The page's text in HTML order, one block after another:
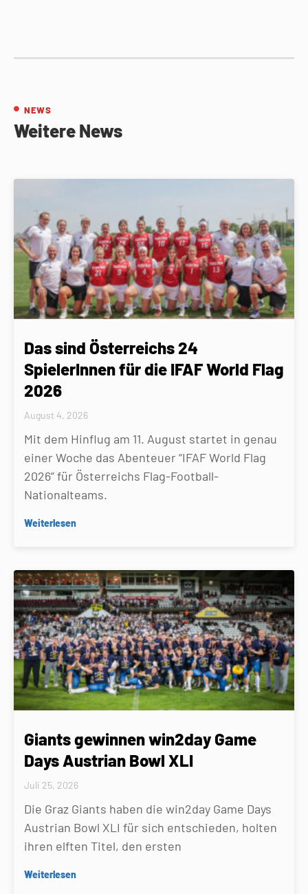
NEWS
Weitere News
Das sind Österreichs 24
SpielerInnen für die IFAF World Flag
2026
August 4, 2026
Mit dem Hinflug am 11. August startet in genau
einer Woche das Abenteuer “IFAF World Flag
2026” für Österreichs Flag-Football-
Nationalteams.
Weiterlesen
Giants gewinnen win2day Game
Days Austrian Bowl XLI
Juli 25, 2026
Die Graz Giants haben die win2day Game Days
Austrian Bowl XLI für sich entschieden, holten
ihren elften Titel, den ersten
Weiterlesen